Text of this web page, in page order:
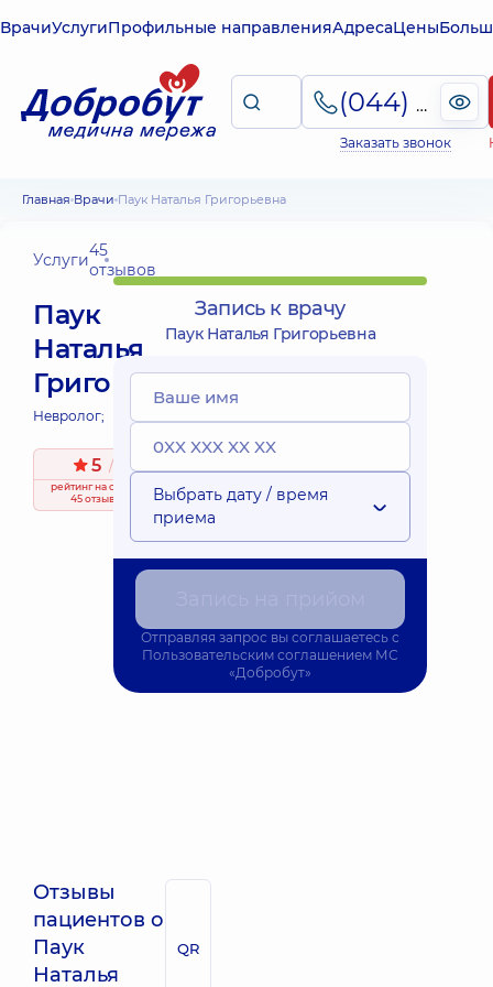
ВрачиУслугиПрофильные направленияАдресаЦены
(044) 495-2-888
Заказать звонок
Главная Врачи Паук Наталья Григорьевна
Услуги45
отзывов
Паук
Наталья
Григорьевна
Невролог;
5 / 5
рейтингна основе
45 отзывов
Отзывы
пациентов о
Паук
Наталья
QR
Запись к врачу
Паук Наталья Григорьевна
Выбрать дату / время
приема
Отправляя запрос вы соглашаетесь с
Пользовательским соглашением МС
«Добробут»